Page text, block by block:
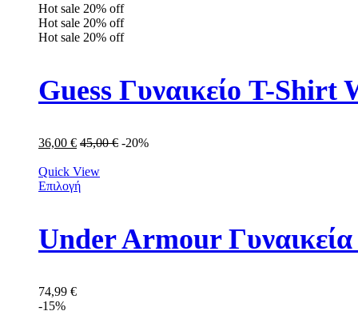
Hot sale 20% off
Hot sale 20% off
Hot sale 20% off
Guess Γυναικείο T-
36,00 € 45,00€ -20%
Quick View
Επιλογή
Under Armour
74,99 €
-15%